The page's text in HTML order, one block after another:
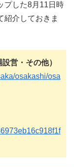
プした8月11日時
紹介しておきま
営・その他）
osakashi/osa